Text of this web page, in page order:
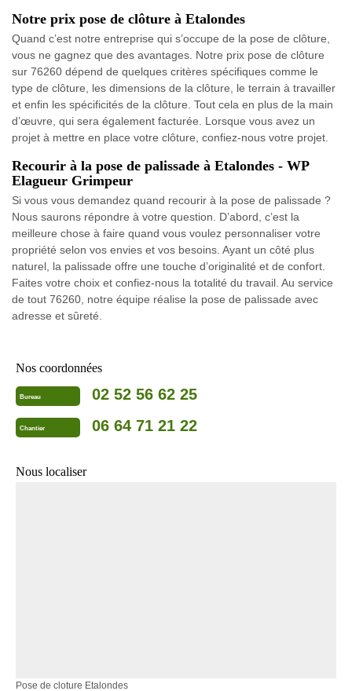
Notre prix pose de clôture à Etalondes
Quand c’est notre entreprise qui s’occupe de la pose de clôture,
vous ne gagnez que des avantages. Notre prix pose de clôture
sur 76260 dépend de quelques critères spécifiques comme le
type de clôture, les dimensions de la clôture, le terrain à travailler
et enfin les spécificités de la clôture. Tout cela en plus de la main
d’œuvre, qui sera également facturée. Lorsque vous avez un
projet à mettre en place votre clôture, confiez-nous votre projet.
Recourir à la pose de palissade à Etalondes - WP
Elagueur Grimpeur
Si vous vous demandez quand recourir à la pose de palissade ?
Nous saurons répondre à votre question. D’abord, c’est la
meilleure chose à faire quand vous voulez personnaliser votre
propriété selon vos envies et vos besoins. Ayant un côté plus
naturel, la palissade offre une touche d’originalité et de confort.
Faites votre choix et confiez-nous la totalité du travail. Au service
de tout 76260, notre équipe réalise la pose de palissade avec
adresse et sûreté.
Nos coordonnées
Bureau 02 52 56 62 25
Chantier 06 64 71 21 22
Nous localiser
Pose de cloture Etalondes